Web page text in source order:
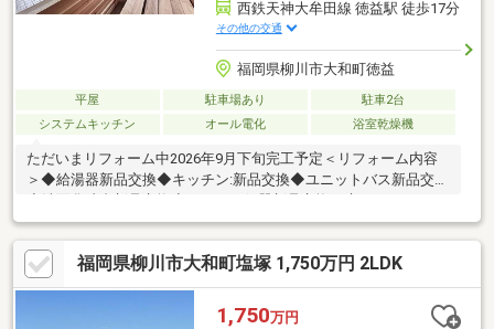
西鉄天神大牟田線 徳益駅 徒歩17分
その他の交通
福岡県柳川市大和町徳益
平屋 駐車場あり
駐車2台
システムキッチン
オール電化 浴室乾燥機
ただいまリフォーム中2026年9月下旬完工予定＜リフォーム内容
＞◆給湯器新品交換◆キッチン:新品交換◆ユニットバス新品交換
ロア張替え◆全室：壁・天井クロス貼り替え◆洋室：床フロアタ
イル貼り◆和室：畳表替え◆玄関ドア鍵交換◆室内クリーニング
◆白蟻防除工事◆駐車場増設工事◆外壁塗装
福岡県柳川市大和町塩塚 1,750万円 2LDK
1,750万円